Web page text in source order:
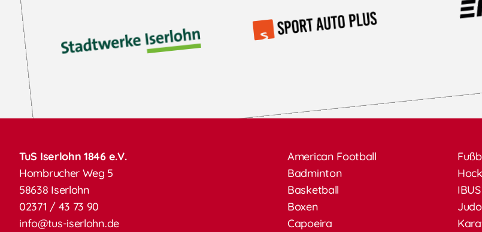
TuS Iserlohn 1846 e.V.
Hombrucher Weg 5
58638 Iserlohn
02371 / 43 73 90
info@tus-iserlohn.de
American Football
Badminton
Basketball
Boxen
Capoeira
IBUS
Judo